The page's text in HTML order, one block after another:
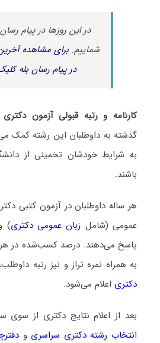
در این روزها در پیام
شماییم.برای مشاهده
در پیام رسان بله
کارنامه و رتبه قبولی آزمون دکتری
گذشته به داوطلبان این رشته کمک
به شرایط خودشان تخمینی از
باشند.
هر ساله داوطلبان در آزمون کتبی
عمومی (شامل زبان عمومی دکتری)
پاسخ می‌دهند. درصد کسب‌شده در
به همراه نمره تراز و نیز رتبه
دکتری اعلام می‌شود.
بعد از اعلام نتایج دکتری از
انتخاب رشته دکتری سراسری و